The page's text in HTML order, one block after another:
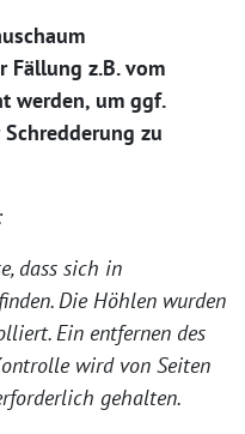
Fällung z.B. vom
werden, um ggf.
zu
dass sich in
Die Höhlen wurden
Ein entfernen des
wird von Seiten
gehalten.